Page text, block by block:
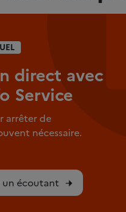
direct avec
Service
arrêter de
nécessaire.
un écoutant